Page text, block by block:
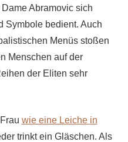
Abramovic sich
Symbole bedient. Auch
Menüs stoßen
Menschen auf der
der Eliten sehr
wie eine Leiche in
trinkt ein Gläschen. Als